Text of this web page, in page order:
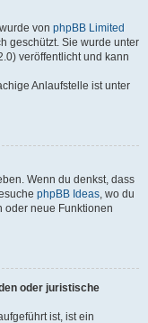
von phpBB Limited
geschützt. Sie wurde unter
veröffentlicht und kann
Anlaufstelle ist unter
Wenn du denkst, dass
phpBB Ideas, wo du
oder neue Funktionen
oder juristische
ist, ist ein